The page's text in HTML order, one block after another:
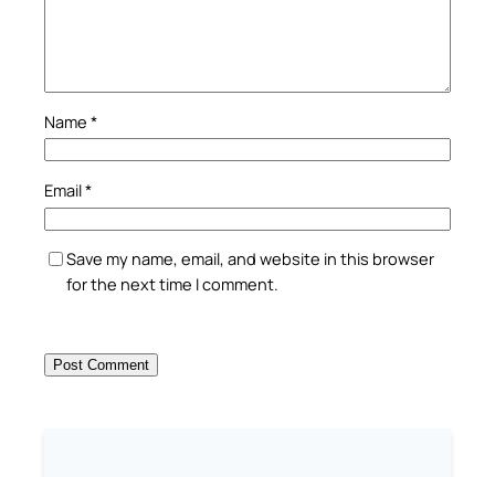
Name *
Email*
Save my name, email, and website in this browser
for the next time I comment.